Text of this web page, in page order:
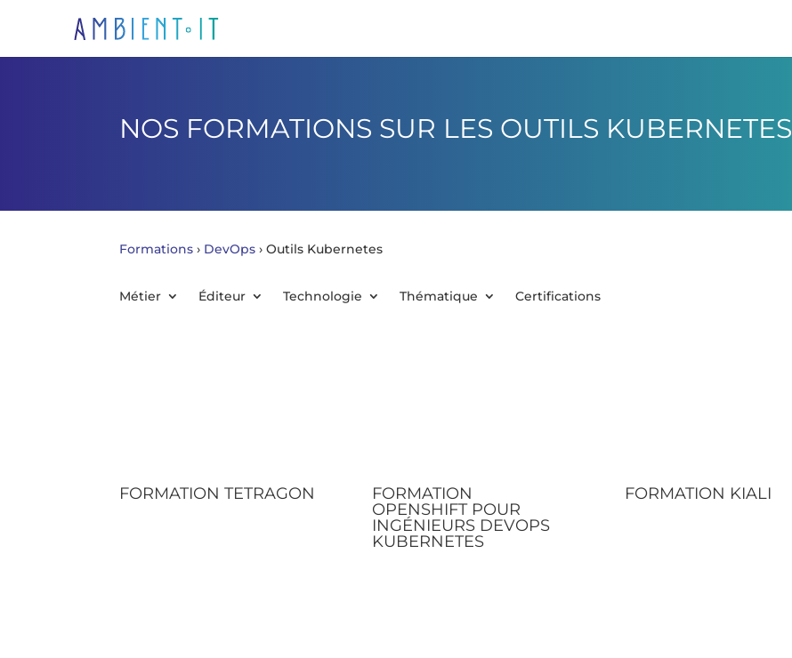
NOS FORMATIONS SUR LES OUTILS KUBERNETES
Formations › DevOps ›Outils Kubernetes
Métier Éditeur Technologie Thématique Certifications
FORMATION TETRAGON
FORMATION
OPENSHIFT POUR
INGÉNIEURS DEVOPS
KUBERNETES
FORMATION KIALI